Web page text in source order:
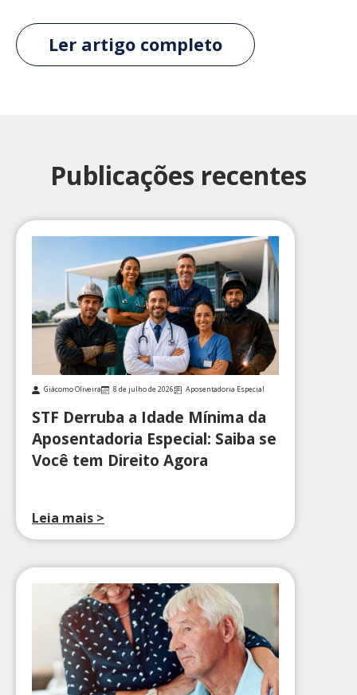
Ler artigo completo
Publicações recentes
Giácomo Oliveira 8 de julho de 2026 Aposentadoria Especial
STF Derruba a Idade Mínima da
Aposentadoria Especial: Saiba se
Você tem Direito Agora
Leia mais >